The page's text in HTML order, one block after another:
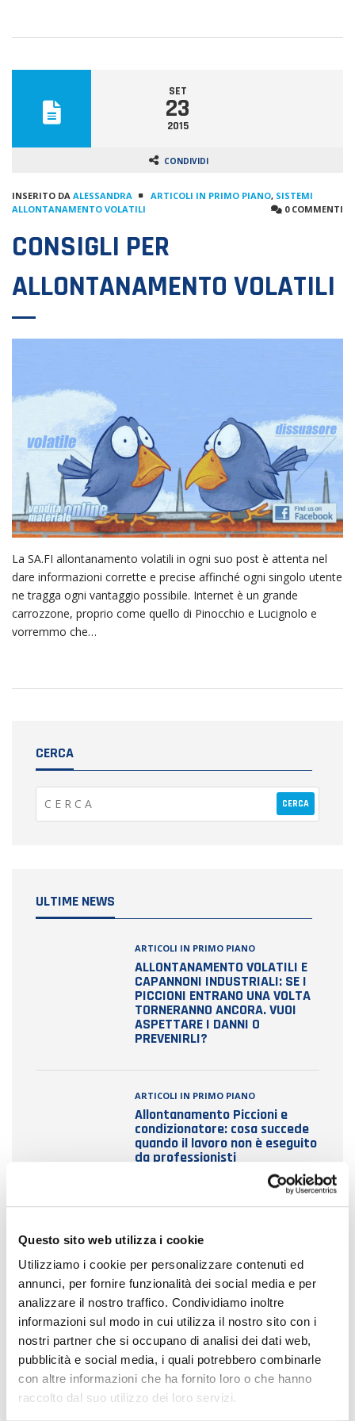
Questo sito web utilizza i cookie
Utilizziamo i cookie per personalizzare contenuti ed
annunci, per fornire funzionalità dei social media e per
analizzare il nostro traffico. Condividiamo inoltre
informazioni sul modo in cui utilizza il nostro sito con i
nostri partner che si occupano di analisi dei dati web,
pubblicità e social media, i quali potrebbero combinarle
con altre informazioni che ha fornito loro o che hanno
raccolto dal suo utilizzo dei loro servizi.
SET
23
2015
CONDIVIDI
INSERITO DA ALESSANDRA ARTICOLI IN PRIMO PIANO, SISTEMI
ALLONTANAMENTO VOLATILI
0 COMMENTI
CONSIGLI PER
ALLONTANAMENTO VOLATILI
La SA.FI allontanamento volatili in ogni suo post è attenta nel
dare informazioni corrette e precise affinché ogni singolo utente
ne tragga ogni vantaggio possibile. Internet è un grande
carrozzone, proprio come quello di Pinocchio e Lucignolo e
vorremmo che…
CERCA
ULTIME NEWS
ARTICOLI IN PRIMO PIANO
ALLONTANAMENTO VOLATILI E
CAPANNONI INDUSTRIALI: SE I
PICCIONI ENTRANO UNA VOLTA
TORNERANNO ANCORA. VUOI
ASPETTARE I DANNI O
PREVENIRLI?
ARTICOLI IN PRIMO PIANO
Allontanamento Piccioni e
condizionatore: cosa succede
quando il lavoro non è eseguito
da professionisti
Quando tornerai dalle
vacanze… chi avrà abitato la
tua casa o la tua azienda ?
Foto testimonianza e
allontanamento volatili
necessario